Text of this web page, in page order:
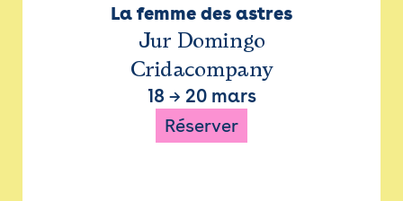
La femme des astres
Jur Domingo
Cridacompany
18 → 20 mars
Réserver